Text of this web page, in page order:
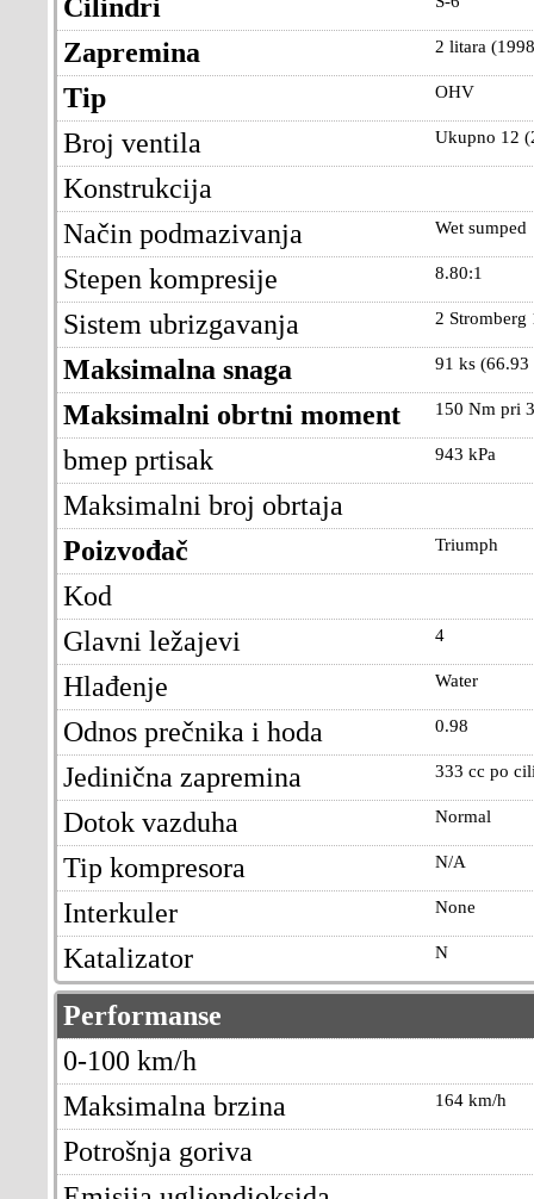
Cilindri
2 litara
Zapremina
OHV
Tip
Ukupno 12
Broj ventila
Konstrukcija
Wet sumped
Način podmazivanja
8.80:1
Stepen kompresije
2 Stromberg
Sistem ubrizgavanja
91 ks
Maksimalna snaga
150 Nm pri
Maksimalni obrtni moment
943 kPa
bmep prtisak
Maksimalni broj obrtaja
Triumph
Poizvođač
Kod
4
Glavni ležajevi
Water
Hlađenje
0.98
Odnos prečnika i hoda
333 cc po
Jedinična zapremina
Normal
Dotok vazduha
N/A
Tip kompresora
None
Interkuler
N
Katalizator
Performanse
0-100 km/h
164 km/h
Maksimalna brzina
Potrošnja goriva